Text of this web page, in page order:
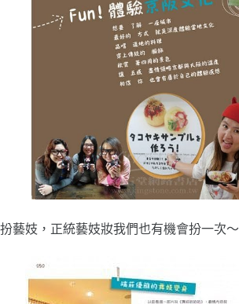
扮藝妓，正統藝妓妝我們也有機會扮一次～